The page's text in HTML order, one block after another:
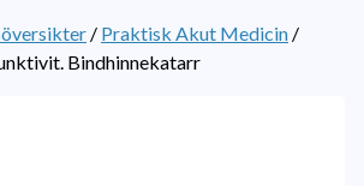
/ Praktisk Akut Medicin /
Bindhinnekatarr